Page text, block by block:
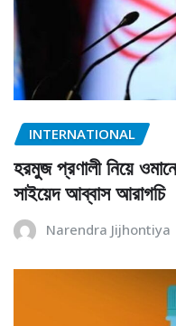
INTERNATIONAL
হরমুজ প্রণালী নিয়ে
সাইয়েদ আব্বাস আরাগচি
Narendra Jijhontiya